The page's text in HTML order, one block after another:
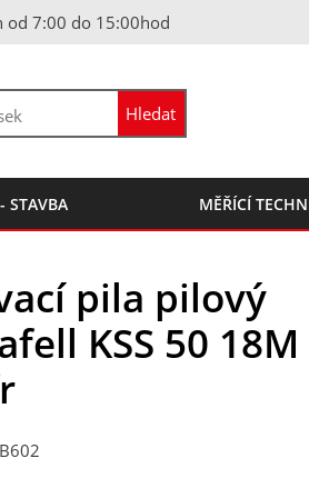
od 7:00 do 15:00hod
STAVBA MĚŘÍCÍ
pila pilový
KSS 50